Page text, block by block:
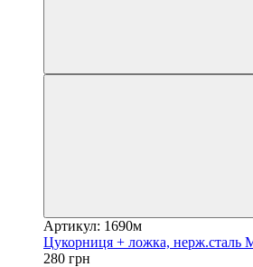
Артикул: 1690м
Цукорниця + ложка, нерж.сталь
280 грн